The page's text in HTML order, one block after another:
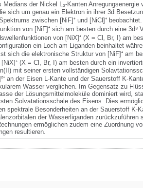
Medians der Nickel L₃-Kanten
sich um genau ein Elektron in ihrer 3d
zwischen [NiF]⁺ und [NiCl]⁺
von [NiF]⁺ sich am besten durch eine
von [NiX]⁺ (X = Cl, Br, I) am
ein Loch am Liganden beinhaltet
sich die elektronische Struktur von [NiF]⁺ am
(X = Cl, Br, I) am besten durch ein
mit seiner ersten vollständigen
an der Eisen L-Kante und der Sauerstoff K-
Wasser verglichen. Im Gegensatz zu
der Lösungsmittelmoleküle dominiert wird,
Solvatationsschale des Eisens. Dies
spektrale Besonderheiten an der Sauerstoff K-
der Wasserliganden zurückzuführen
ermöglichen zudem eine Zuordnung
resultieren.